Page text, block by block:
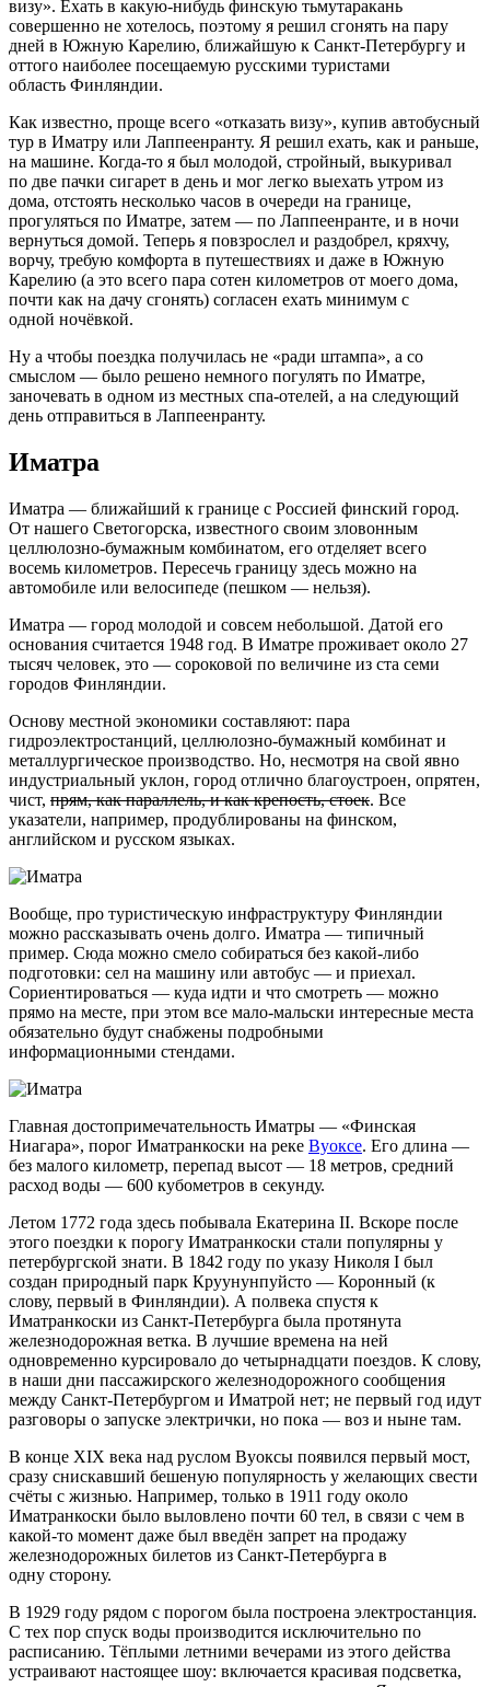
визу». Ехать в какую-нибудь финскую тьмутаракань
совершенно не хотелось, поэтому я решил сгонять на пару
дней в Южную Карелию, ближайшую к Санкт-Петербургу и
оттого наиболее посещаемую русскими туристами
область Финляндии.
Как известно, проще всего «отказать визу», купив автобусный
тур в Иматру или Лаппеенранту. Я решил ехать, как и раньше,
на машине. Когда-то я был молодой, стройный, выкуривал
по две пачки сигарет в день и мог легко выехать утром из
дома, отстоять несколько часов в очереди на границе,
прогуляться по Иматре, затем — по Лаппеенранте, и в ночи
вернуться домой. Теперь я повзрослел и раздобрел, кряхчу,
ворчу, требую комфорта в путешествиях и даже в Южную
Карелию (а это всего пара сотен километров от моего дома,
почти как на дачу сгонять) согласен ехать минимум с
одной ночёвкой.
Ну а чтобы поездка получилась не «ради штампа», а со
смыслом — было решено немного погулять по Иматре,
заночевать в одном из местных спа-отелей, а на следующий
день отправиться в Лаппеенранту.
Иматра
Иматра — ближайший к границе с Россией финский город.
От нашего Светогорска, известного своим зловонным
целлюлозно-бумажным комбинатом, его отделяет всего
восемь километров. Пересечь границу здесь можно на
автомобиле или велосипеде (пешком — нельзя).
Иматра — город молодой и совсем небольшой. Датой его
основания считается 1948 год. В Иматре проживает около 27
тысяч человек, это — сороковой по величине из ста семи
городов Финляндии.
Основу местной экономики составляют: пара
гидроэлектростанций, целлюлозно-бумажный комбинат и
металлургическое производство. Но, несмотря на свой явно
индустриальный уклон, город отлично благоустроен, опрятен,
чист, прям, как параллель, и как крепость, стоек. Все
указатели, например, продублированы на финском,
английском и русском языках.
Вообще, про туристическую инфраструктуру Финляндии
можно рассказывать очень долго. Иматра — типичный
пример. Сюда можно смело собираться без какой-либо
подготовки: сел на машину или автобус — и приехал.
Сориентироваться — куда идти и что смотреть — можно
прямо на месте, при этом все мало-мальски интересные места
обязательно будут снабжены подробными
информационными стендами.
Главная достопримечательность Иматры — «Финская
Ниагара», порог Иматранкоски на реке Вуоксе. Его длина —
без малого километр, перепад высот — 18 метров, средний
расход воды — 600 кубометров в секунду.
Летом 1772 года здесь побывала Екатерина II. Вскоре после
этого поездки к порогу Иматранкоски стали популярны у
петербургской знати. В 1842 году по указу Николя I был
создан природный парк Круунунпуйсто — Коронный (к
слову, первый в Финляндии). А полвека спустя к
Иматранкоски из Санкт-Петербурга была протянута
железнодорожная ветка. В лучшие времена на ней
одновременно курсировало до четырнадцати поездов. К слову,
в наши дни пассажирского железнодорожного сообщения
между Санкт-Петербургом и Иматрой нет; не первый год идут
разговоры о запуске электрички, но пока — воз и ныне там.
В конце XIX века над руслом Вуоксы появился первый мост,
сразу снискавший бешеную популярность у желающих свести
счёты с жизнью. Например, только в 1911 году около
Иматранкоски было выловлено почти 60 тел, в связи с чем в
какой-то момент даже был введён запрет на продажу
железнодорожных билетов из Санкт-Петербурга в
одну сторону.
В 1929 году рядом с порогом была построена электростанция.
С тех пор спуск воды производится исключительно по
расписанию. Тёплыми летними вечерами из этого действа
устраивают настоящее шоу: включается красивая подсветка,